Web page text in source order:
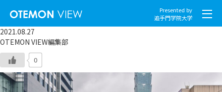
Presented by
追手門学院大学
社会とくらし
2021.08.27
OTEMON VIEW編集部
0